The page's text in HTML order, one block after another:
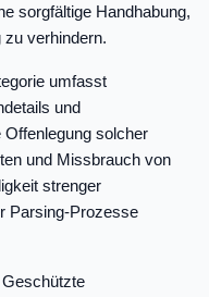
sorgfältige Handhabung,
zu verhindern.
umfasst
und
solcher
und Missbrauch von
strenger
Parsing-Prozesse
Geschützte